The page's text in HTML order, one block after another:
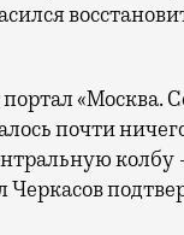
портал «Москва.
почти
колбу
Черкасов